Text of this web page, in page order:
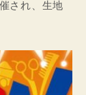
され、生地